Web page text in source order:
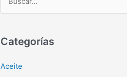
c
r
Categorías
Aceite